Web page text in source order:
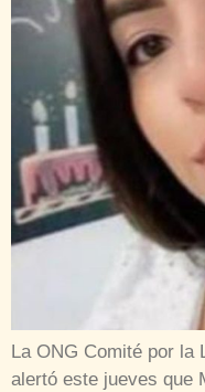
La ONG Comité por
alertó este jueves que